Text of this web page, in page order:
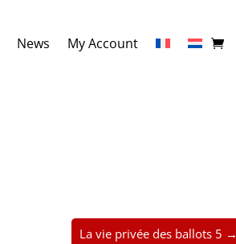
News My Account
La vie privée des ballots 5 →